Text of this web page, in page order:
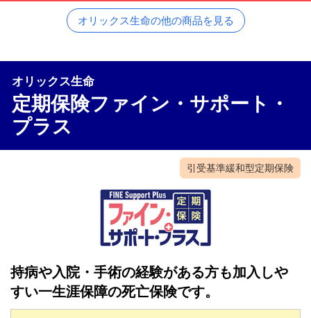
オリックス生命の他の商品を見る
オリックス生命
定期保険ファイン・サポート・
プラス
引受基準緩和型定期保険
持病や入院・手術の経験がある方も加入しや
すい一生涯保障の死亡保険です。